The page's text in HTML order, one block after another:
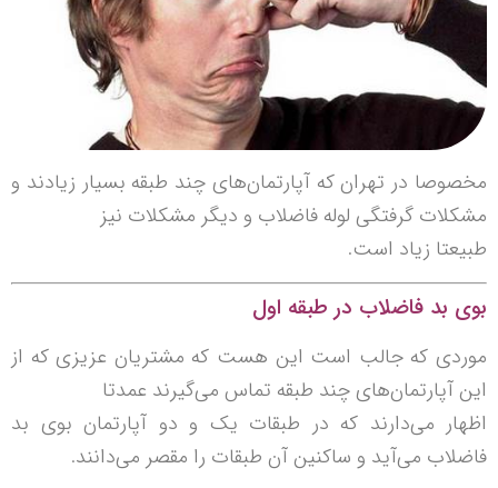
مخصوصا در تهران که آپارتمان‌های چند طبقه بسیار زیادند و
مشکلات گرفتگی لوله فاضلاب و دیگر مشکلات نیز
طبیعتا زیاد است.
بوی بد فاضلاب در طبقه اول
موردی که جالب است این هست که مشتریان عزیزی که از
این آپارتمان‌های چند طبقه تماس می‌گیرند عمدتا
اظهار می‌دارند که در طبقات یک و دو آپارتمان بوی بد
فاضلاب می‌آید و ساکنین آن طبقات را مقصر می‌دانند.